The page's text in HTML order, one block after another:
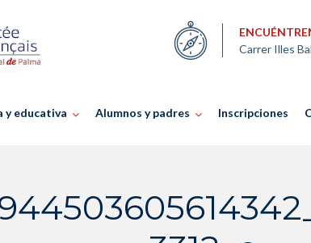
Carrer Illes
y educativa Alumnos y padres Inscripciones